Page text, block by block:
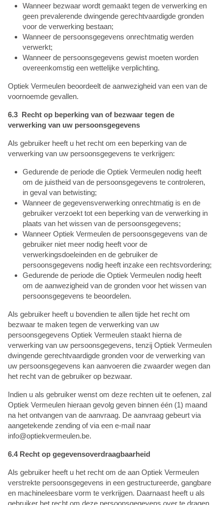
Wanneer bezwaar wordt gemaakt tegen de verwerking en
geen prevalerende dwingende gerechtvaardigde gronden
voor de verwerking bestaan;
Wanneer de persoonsgegevens onrechtmatig werden
verwerkt;
Wanneer de persoonsgegevens gewist moeten worden
overeenkomstig een wettelijke verplichting.
Optiek Vermeulen beoordeelt de aanwezigheid van een van de
voornoemde gevallen.
6.3 Recht op beperking van of bezwaar tegen de
verwerking van uw persoonsgegevens
Als gebruiker heeft u het recht om een beperking van de
verwerking van uw persoonsgegevens te verkrijgen:
Gedurende de periode die Optiek Vermeulen nodig heeft
om de juistheid van de persoonsgegevens te controleren,
in geval van betwisting;
Wanneer de gegevensverwerking onrechtmatig is en de
gebruiker verzoekt tot een beperking van de verwerking in
plaats van het wissen van de persoonsgegevens;
Wanneer Optiek Vermeulen de persoonsgegevens van de
gebruiker niet meer nodig heeft voor de
verwerkingsdoeleinden en de gebruiker de
persoonsgegevens nodig heeft inzake een rechtsvordering;
Gedurende de periode die Optiek Vermeulen nodig heeft
om de aanwezigheid van de gronden voor het wissen van
persoonsgegevens te beoordelen.
Als gebruiker heeft u bovendien te allen tijde het recht om
bezwaar te maken tegen de verwerking van uw
persoonsgegevens Optiek Vermeulen staakt hierna de
verwerking van uw persoonsgegevens, tenzij Optiek Vermeulen
dwingende gerechtvaardigde gronden voor de verwerking van
uw persoonsgegevens kan aanvoeren die zwaarder wegen dan
het recht van de gebruiker op bezwaar.
Indien u als gebruiker wenst om deze rechten uit te oefenen, zal
Optiek Vermeulen hieraan gevolg geven binnen één (1) maand
na het ontvangen van de aanvraag. De aanvraag gebeurt via
aangetekende zending of via een e-mail naar
info@optiekvermeulen.be.
6.4 Recht op gegevensoverdraagbaarheid
Als gebruiker heeft u het recht om de aan Optiek Vermeulen
verstrekte persoonsgegevens in een gestructureerde, gangbare
en machineleesbare vorm te verkrijgen. Daarnaast heeft u als
gebruiker het recht om deze persoonsgegevens over te dragen